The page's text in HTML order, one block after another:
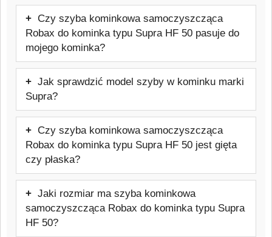
Czy szyba kominkowa samoczyszcząca
Robax do kominka typu Supra HF 50 pasuje do
mojego kominka?
Tak, szyba będzie pasować. Oferowany
model jest przeznaczony do kominków
marki Supra. Przed zakupem warto
sprawdzić dokładny model urządzenia,
aby uniknąć pomyłki.
Jak sprawdzić model szyby w kominku marki
Supra?
Najpewniejszym sposobem jest
sprawdzenie tabliczki znamionowej pieca
lub dokumentacji technicznej urządzenia.
Warto też skontaktować się z
producentem lub sprzedawcą urządzenia
w celu weryfikacji potrzebnych informacji.
Czy szyba kominkowa samoczyszcząca
Robax do kominka typu Supra HF 50 jest gięta
czy płaska?
Ten model szyby jest to szyba kominkowa
płaska, dopasowana do danego frontu
pieca. Typ szyby: Żaroodporna
Jaki rozmiar ma szyba kominkowa
samoczyszcząca Robax do kominka typu Supra
HF 50?